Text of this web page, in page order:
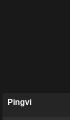
Pingvi